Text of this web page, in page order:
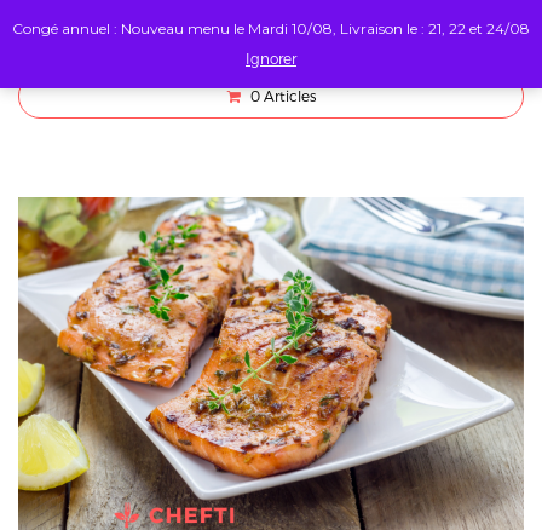
0 Articles
Congé annuel : Nouveau menu le Mardi 10/08, Livraison le : 21, 22 et 24/08
Ignorer